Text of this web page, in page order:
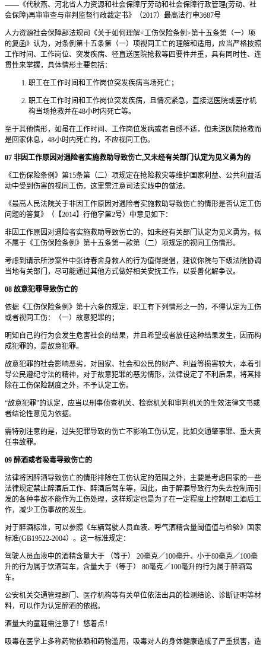
——《代秋燕、河北省人力资源和社会保障厅劳动和社会保障行政管理(劳动、社
会保障)再审审查与审判监督行政裁定书》（2017）最高法行申3687号
人力资源社会保障部法规司《关于如何理解<工伤保险条例>第十五条第（一）项
的复函》认为，对条例第十五条第（一）项视同工亡的理解和适用，应当严格按照
工作时间、工作岗位、突发疾病、径直送医院抢救等四要件并重，具有同时性、连
贯性来掌握，具体情形主要包括：
职工在工作时间和工作岗位突发疾病当场死亡；
职工在工作时间和工作岗位突发疾病，且情况紧急，直接送医院或医疗机
构当场抢救并在48小时内死亡等。
至于其他情形，如虽在工作时间、工作岗位发病或者自感不适，但未送医院抢救而
是回家休息，48小时内死亡的，不应视同工伤。
07 非因工作原因对遇险者实施救助导致伤亡,又未经有关部门认定为见义勇为的
《工伤保险条例》第15条第（二）项规定在抢险救灾等维护国家利益、公共利益活
动中受到伤害的视同工伤，这里需注意司法实践中的做法。
《最高人民法院关于非因工作原因对遇险者实施救助导致伤亡的情形是否认定工伤
问题的答复》（【2014】行他字第2号）中意见如下：
非因工作原因对遇险者实施救助导致伤亡的，如未经有关部门认定为见义勇为，似
不属于《工伤保险条例》第十五条第一款第（二）项规定的视同工伤情形。
考虑到请示所涉案件中张诗春舍身救人的行为值得提倡，建议你院与下级法院协调
当地有关部门，尽可能通过其他方式做好相关安抚工作，以妥善化解争议。
08 故意犯罪导致伤亡的
依据《工伤保险条例》第十六条的规定，职工有下列情形之一的，不得认定为工伤
或者视同工伤：（一）故意犯罪的；
明知自己的行为会发生危害社会的结果，井且希望或者放任这种结果发生，因而构
成犯罪的，是故意犯罪。
故意犯罪的社会影响恶劣，对国家、社会和公民的财产、利益等损害较大，本着引
导公民遵纪守法的精神，对于故意犯罪的恶劣情形，法律设定了不利后果，将其排
除在工伤保险制度之外，不予认定工伤。
“故意犯罪”的认定，应当以刑事侦查机关、检察机关和审判机关的生效法律文书或
者结论性意见为依据。
需特别注意的是，过失犯罪导致的伤亡不影响工伤认定，比如交通肇事罪、重大责
任事故罪。
09 醉酒或者吸毒导致伤亡的
法律将因醉酒导致伤亡的情形排除在工伤认定的范围之外，主要是考虑国家的一些
法律规定禁止醉酒后工作、醉酒后驾车等，因此，由于醉酒导致行为失去控制而引
发的各种事故不能作为工伤处理，这样规定也是为了在一定程度上控制职工酒后工
作，减少工伤事故的发生。
对于醉酒标准，可以参照《车辆驾驶人员血液、呼气洒精含量阈值值与检验》国家
标准(GB19522-2004）。这一标准规定：
驾驶人员血液中的酒精含量大于 （等于） 20毫克／100毫升、小于80毫克／100毫
升的行为属于饮酒驾车，含量大于（等于） 80毫克／100毫升的行为属于醉酒驾
车。
公安机关交通管理部门、医疗机构等有关单位依法出具的检测结论、诊断证明等材
料，可以作为认定醉酒的依据。
酒量大的童鞋需注意了！悠着点！
吸毒在医学上多称药物依赖和药物滥用，吸毒对人的身体健康造成了严重损害，造